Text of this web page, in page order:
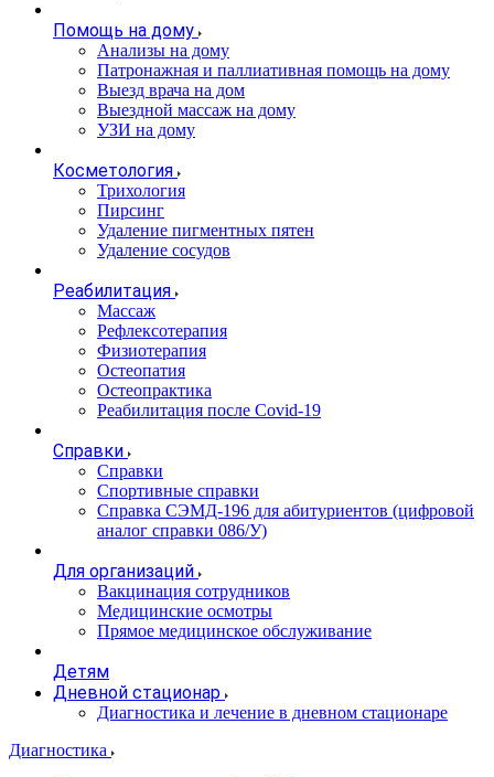
Помощь на дому
Анализы на дому
Патронажная и паллиативная помощь на дому
Выезд врача на дом
Выездной массаж на дому
УЗИ на дому
Косметология
Трихология
Пирсинг
Удаление пигментных пятен
Удаление сосудов
Реабилитация
Массаж
Рефлексотерапия
Физиотерапия
Остеопатия
Остеопрактика
Реабилитация после Covid-19
Справки
Справки
Спортивные справки
Справка СЭМД‑196 для абитуриентов (цифровой
аналог справки 086/У)
Для организаций
Вакцинация сотрудников
Медицинские осмотры
Прямое медицинское обслуживание
Детям
Дневной стационар
Диагностика и лечение в дневном стационаре
Диагностика